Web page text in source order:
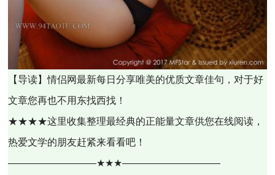
【导读】情侣网最新每日分享唯美的优质文章佳句，对于好
文章您再也不用东找西找！
★★★★这里收集整理最经典的正能量文章供您在线阅读，
热爱文学的朋友赶紧来看看吧！
—————————★★★——————————